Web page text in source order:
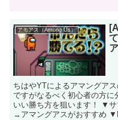
アモアス（Among Us）
ちはやYTによるアマングア
ですがなるべく初心者の方に
いい勝ち方を狙います！ ▼サ
→アマングアスがおすすめ